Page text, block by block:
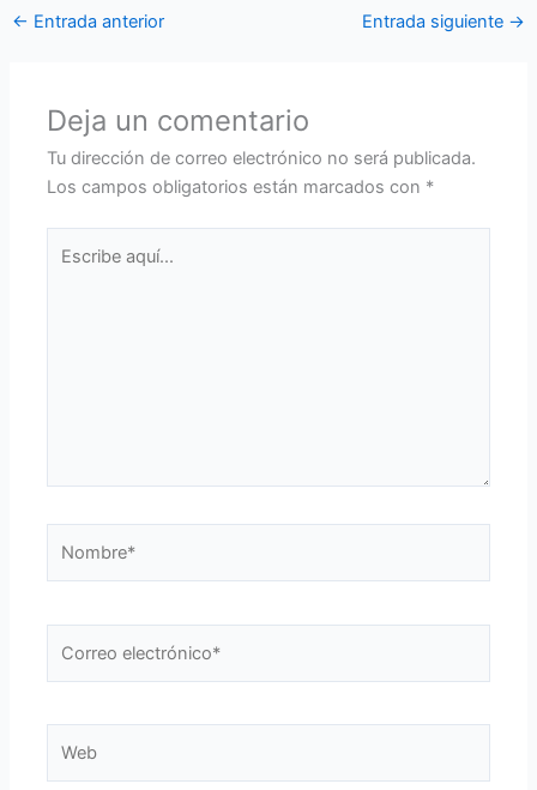
← Entrada anterior Entrada siguiente →
Deja un comentario
Tu dirección de correo electrónico no será publicada.
Los campos obligatorios están marcados con *
aquí...
electrónico*